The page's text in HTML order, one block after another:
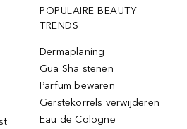
POPULAIRE BEAUTY
TRENDS
Dermaplaning
Gua Sha stenen
Parfum bewaren
Gerstekorrels verwijderen
Eau de Cologne